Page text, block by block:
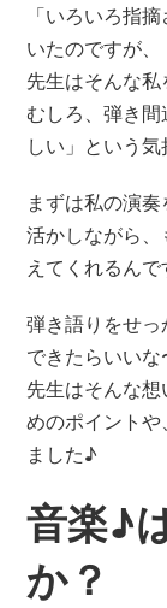
「いろいろ指
いたのですが、
先生はそんな
むしろ、弾き
しい」という
まずは私の演
活かしながら、
えてくれるんで
弾き語りをせ
できたらいいな
先生はそんな
めのポイント
ました♪
音楽♪
か？